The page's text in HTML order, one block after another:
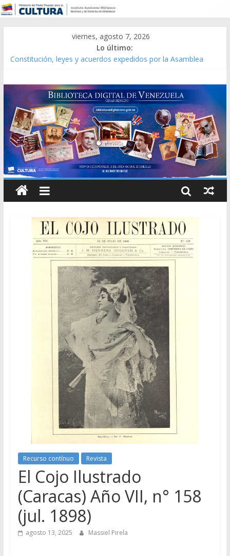
viernes, agosto 7, 2026
Lo último:
Constitución, leyes y acuerdos expedidos por la Asamblea
Modesta Bor Sánchez [material gráfico]
Gaceta Oficial de la República de Venezuela año CXXXIII Mes V,
Caracas 09 de marzo de 2006 N° 38.394
Catálogo temático de obras de Modesta Bor
Recurso contínuo Revista
El Cojo Ilustrado
(Caracas) Año VII, n° 158
(jul. 1898)
agosto 13, 2025 Massiel Pirela